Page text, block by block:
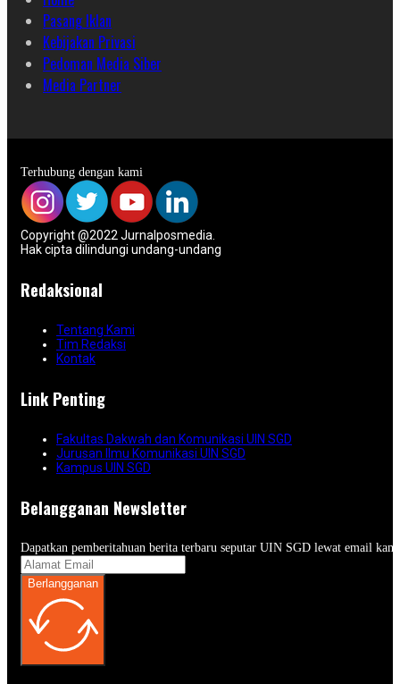
Pasang Iklan
Kebijakan Privasi
Pedoman Media Siber
Media Partner
Terhubung dengan kami
Copyright @2022 Jurnalposmedia.
Hak cipta dilindungi undang-undang
Redaksional
Tentang Kami
Tim Redaksi
Kontak
Link Penting
Fakultas Dakwah dan Komunikasi UIN SGD
Jurusan Ilmu Komunikasi UIN SGD
Kampus UIN SGD
Belangganan Newsletter
Dapatkan pemberitahuan berita terbaru seputar UIN SGD lewat email
Berlangganan